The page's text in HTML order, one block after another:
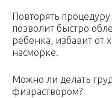
Повторять
позволит быстро
ребенка, избавит от
насморке.
Можно ли делать
физраствором?